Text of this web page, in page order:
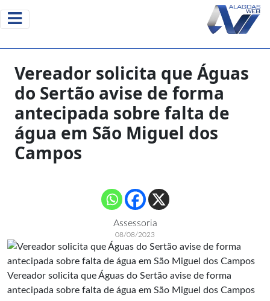
Vereador solicita que Águas
do Sertão avise de forma
antecipada sobre falta de
água em São Miguel dos
Campos
Assessoria
08/08/2023
Vereador solicita que Águas do Sertão avise de forma
antecipada sobre falta de água em São Miguel dos Campos